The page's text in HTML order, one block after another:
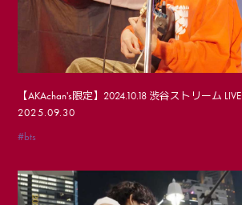
【AKAchan's限定】2024.10.18 渋谷ストリーム LIVE
2025.09.30
#bts